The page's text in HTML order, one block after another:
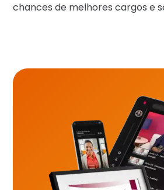
chances de melhores cargos e